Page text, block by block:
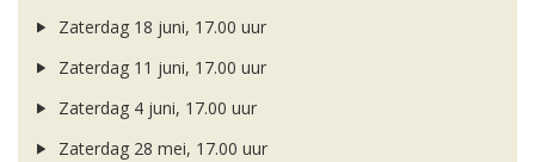
Zaterdag 18 juni, 17.00 uur
Zaterdag 11 juni, 17.00 uur
Zaterdag 4 juni, 17.00 uur
Zaterdag 28 mei, 17.00 uur